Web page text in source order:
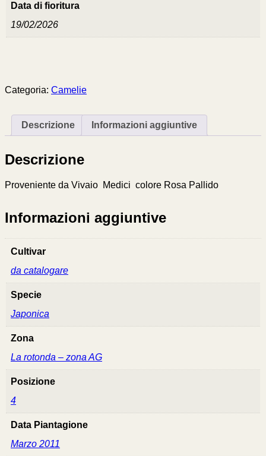
Data di fioritura
19/02/2026
Categoria: Camelie
Descrizione Informazioni aggiuntive
Descrizione
Proveniente da Vivaio Medici colore Rosa Pallido
Informazioni aggiuntive
Cultivar
da catalogare
Specie
Japonica
Zona
La rotonda – zona AG
Posizione
4
Data Piantagione
Marzo 2011